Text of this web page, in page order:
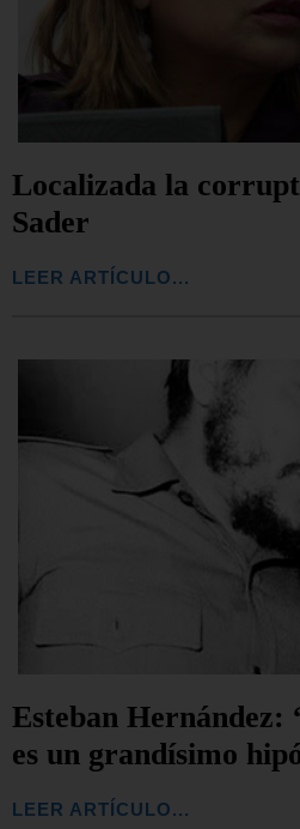
Localizada la
Sader
LEER ARTÍCULO...
Esteban Hernández:
es un grandísimo
LEER ARTÍCULO...